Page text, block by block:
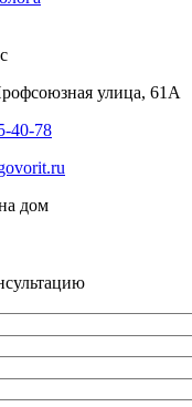
улица, 61А
40-78
дом